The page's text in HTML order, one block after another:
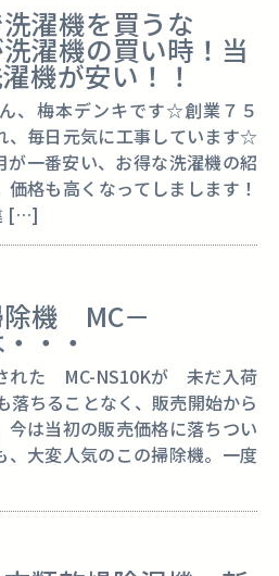
濯機を買うな
濯機の買い時！当
機が安い！！
、梅本デンキです☆創業７５
、毎日元気に工事しています☆
が一番安い、お得な洗濯機の紹
格も高くなってしまします！
[…]
除機 MC－
・・
れた MC-NS10Kが 未だ入荷
落ちることなく、販売開始から
今は当初の販売価格に落ちつい
、大変人気のこの掃除機。一度